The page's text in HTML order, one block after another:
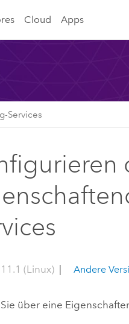
Cloud Apps
Services
(Linux) | Andere
über eine